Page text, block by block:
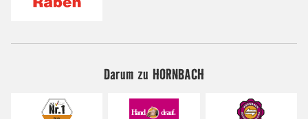
Darum zu HORNBACH